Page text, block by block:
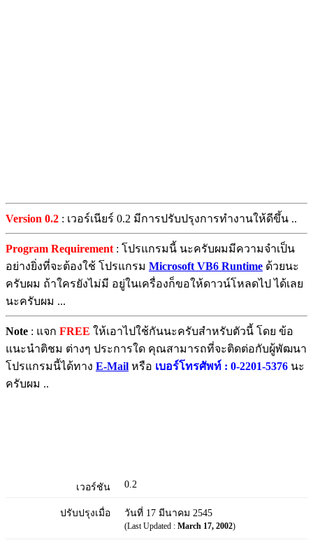
Version 0.2 : เวอร์เนียร์ 0.2 มีการปรับปรุงการทำงานให้ดีขึ้น ..
Program Requirement: โปรแกรมนี้ นะครับผมมีความจำเป็น
อย่างยิ่งที่จะต้องใช้ โปรแกรม Microsoft VB6 Runtime ด้วยนะ
ครับผม ถ้าใครยังไม่มี อยู่ในเครื่องก็ขอให้ดาวน์โหลดไป ได้เลย
นะครับผม ...
Note : แจก FREE ให้เอาไปใช้กันนะครับสำหรับตัวนี้ โดย ข้อ
แนะนำติชม ต่างๆ ประการใด คุณสามารถที่จะติดต่อกับผู้พัฒนา
โปรแกรมนี้ได้ทาง E-Mail หรือ เบอร์โทรศัพท์ : 0-2201-5376 นะ
ครับผม ..
เวอร์ชัน 0.2
ปรับปรุงเมื่อ วันที่ 17 มีนาคม 2545
(Last Updated : March 17, 2002)